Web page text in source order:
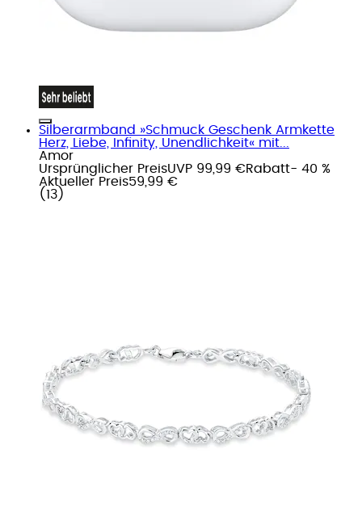
Silberarmband »Schmuck Geschenk Armkette
Herz, Liebe, Infinity, Unendlichkeit« mit...
Amor
Ursprünglicher PreisUVP 99,99 €Rabatt- 40 %
Aktueller Preis59,99 €
( 13 )